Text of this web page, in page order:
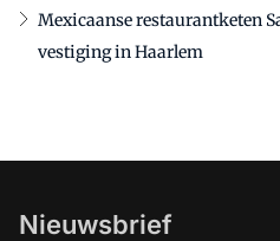
Mexicaanse restaurantketen
vestiging in Haarlem
Nieuwsbrief